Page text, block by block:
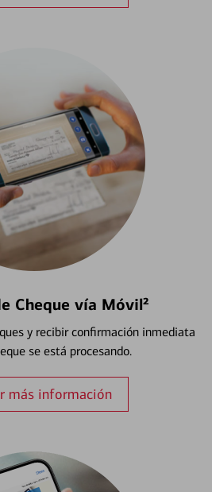
Cheque vía Móvil²
y recibir confirmación inmediata
se está procesando.
más información